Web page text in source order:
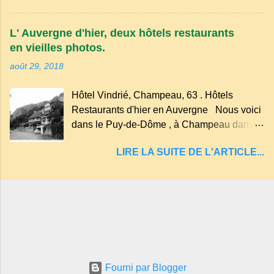
arboré.
Tazenat ou Tazanat, il est le premier et le
plus au nord de la Chaîne des Puys qui en
compte près de soixante. En Auvergne
"sans fond" et en forme d'entonnoir
entraînant vers les entrailles de la terre, les
malheureux qui s'approchaient trop de
L' Auvergne d'hier, deux hôtels restaurants
en vieilles photos.
août 29, 2018
Hôtel Vindrié, Champeau, 63 . Hôtels
Restaurants d'hier en Auvergne Nous voici
dans le Puy-de-Dôme , à Champeau dans
Servant . L'Hôtel-Restaurant Vindrié était
son jambon de pays et son poulet cocotte,
LIRE LA SUITE DE L'ARTICLE...
Fourni par Blogger